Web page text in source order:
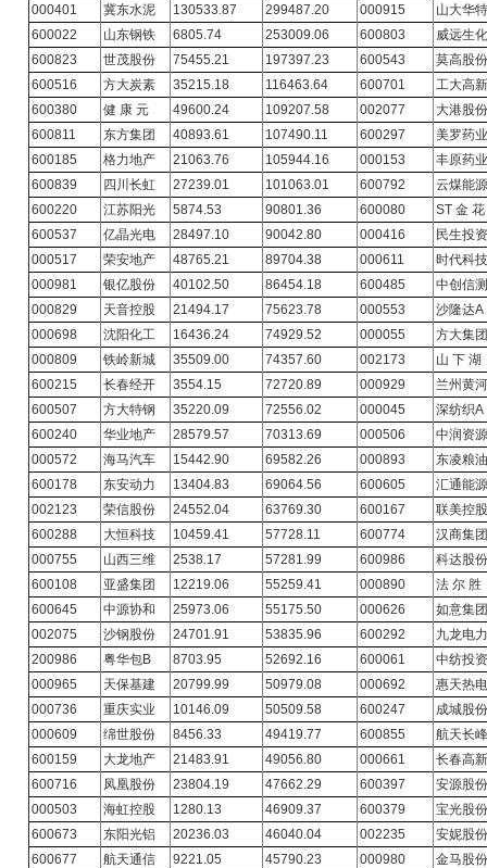
000401
冀东水泥 130533.87 299487.20 000915
山大华特
600022
山东钢铁 6805.74 253009.06 600803
威远生化
600823
世茂股份 75455.21 197397.23 600543
莫高股份
600516
方大炭素 35215.18 116463.64 600701
工大高新
600380
健 康 元 49600.24 109207.58 002077 大港股份
600811
东方集团 40893.61 107490.11 600297
美罗药业
600185
格力地产 21063.76 105944.16 000153
丰原药业
600839
四川长虹 27239.01 101063.01 600792
云煤能源
600220
江苏阳光 5874.53 90801.36 600080
ST 金 花
600537
亿晶光电 28497.10 90042.80 000416
民生投资
000517
荣安地产 48765.21 89704.38 000611
时代科技
000981
银亿股份 40102.50 86454.18 600485
中创信测
000829
天音控股 21494.17 75623.78 000553
沙隆达A
000698
沈阳化工 16436.24 74929.52 000055
方大集团
000809
铁岭新城 35509.00 74357.60 002173
山 下 湖
600215
长春经开 3554.15 72720.89 000929
兰州黄河
600507
方大特钢 35220.09 72556.02 000045
深纺织A
600240
华业地产 28579.57 70313.69 000506
中润资源
000572
海马汽车 15442.90 69582.26 000893
东凌粮油
600178
东安动力 13404.83 69064.56 600605
汇通能源
002123
荣信股份 24552.04 63769.30 600167
联美控股
600288
大恒科技 10459.41 57728.11 600774
汉商集团
000755
山西三维 2538.17 57281.99 600986
科达股份
600108
亚盛集团 12219.06 55259.41 000890
法 尔 胜
600645
中源协和 25973.06 55175.50 000626
如意集团
002075
沙钢股份 24701.91 53835.96 600292
九龙电力
200986
粤华包B 8703.95 52692.16 600061
中纺投资
000965
天保基建 20799.99 50979.08 000692
惠天热电
000736
重庆实业 10146.09 50509.58 600247
成城股份
000609
绵世股份 8456.33 49419.77 600855
航天长峰
600159
大龙地产 21483.91 49056.80 000661
长春高新
600716
凤凰股份 23804.19 47662.29 600397
安源股份
000503
海虹控股 1280.13 46909.37 600379
宝光股份
600673
东阳光铝 20236.03 46040.04 002235
安妮股份
600677
航天通信 9221.05 45790.23 000980
金马股份